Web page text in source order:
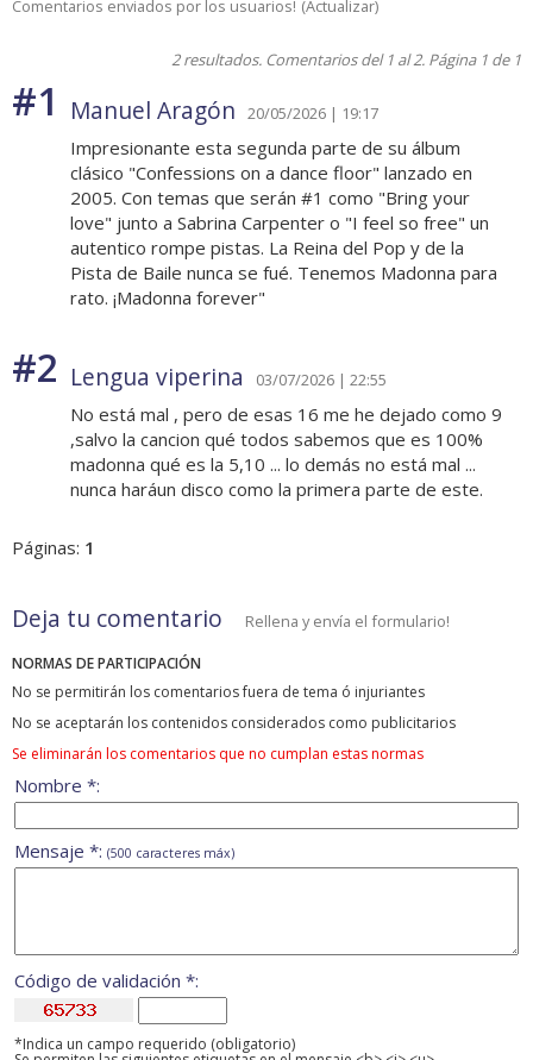
Comentarios enviados por los usuarios! (Actualizar)
2 resultados. Comentarios del 1 al 2. Página 1 de 1
#1 Manuel Aragón 20/05/2026 | 19:17
Impresionante esta segunda parte de su álbum
clásico "Confessions on a dance floor" lanzado en
2005. Con temas que serán #1 como "Bring your
love" junto a Sabrina Carpenter o "I feel so free" un
autentico rompe pistas. La Reina del Pop y de la
Pista de Baile nunca se fué. Tenemos Madonna para
rato. ¡Madonna forever"
#2 Lengua viperina 03/07/2026 | 22:55
No está mal , pero de esas 16 me he dejado como 9
,salvo la cancion qué todos sabemos que es 100%
madonna qué es la 5,10 ... lo demás no está mal ...
nunca haráun disco como la primera parte de este.
Páginas: 1
Deja tu comentario Rellena y envía el formulario!
NORMAS DE PARTICIPACIÓN
No se permitirán los comentarios fuera de tema ó injuriantes
No se aceptarán los contenidos considerados como publicitarios
Se eliminarán los comentarios que no cumplan estas normas
Nombre *:
Mensaje *: (500 caracteres máx)
Código de validación *:
*Indica un campo requerido (obligatorio)